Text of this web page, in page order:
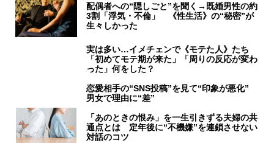
配偶者への“隠しごと”を聞く→既婚男性の約
3割「浮気・不倫」 《性生活》の“秘密”が
生々しかった
実は多い…イメチェンで《モテた人》たち
「初めてモテ期が来た」「周りの反応が変わ
った」何をした？
恋愛相手の“SNS投稿”を見て“印象が悪化”
男女で理由に“差”
「あのときの恨み」を一生引きずる夫婦の共
通点とは 定年後に“不機嫌”を連鎖させない
対話のコツ